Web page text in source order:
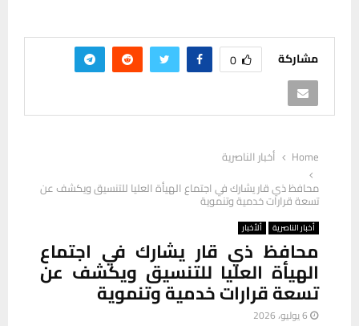
مشاركة 0
Home
أخبار الناصرية
محافظ ذي قار يشارك في اجتماع الهيأة العليا للتنسيق ويكشف عن
تسعة قرارات خدمية وتنموية
أخبار الناصرية ألأخبار
محافظ ذي قار يشارك في اجتماع
الهيأة العليا للتنسيق ويكشف عن
تسعة قرارات خدمية وتنموية
6 يوليو، 2026